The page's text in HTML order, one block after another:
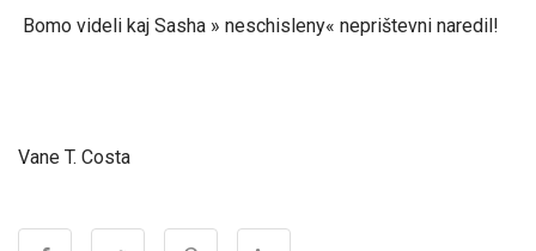
Bomo videli kaj Sasha » neschisleny« neprištevni naredil!
Vane T. Costa